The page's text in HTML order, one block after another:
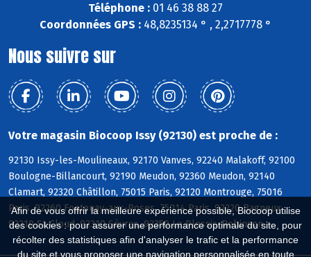
Afin de vous offrir la meilleure expérience possible, Biocoop utilise
des cookies : pour assurer une performance optimale du site, pour
récolter des statistiques afin d'analyser le trafic et la performance
du site et vous proposer une navigation personnalisée en toute
Téléphone : 01 46 38 88 27
Coordonnées GPS : 48,8235134 ° , 2,2717778 °
Nous suivre sur
Votre magasin Biocoop Issy (92130) est proche de :
92130 Issy-les-Moulineaux, 92170 Vanves, 92240 Malakoff, 92100
Boulogne-Billancourt, 92190 Meudon, 92360 Meudon, 92140
Clamart, 92320 Châtillon, 75015 Paris, 92120 Montrouge, 75016
Paris, 92260 Fontenay-aux-Roses, 75014 Paris, 92220 Bagneux,
92210 St-Cloud, 92310 Sèvres, 92350 Le Plessis-Robinson